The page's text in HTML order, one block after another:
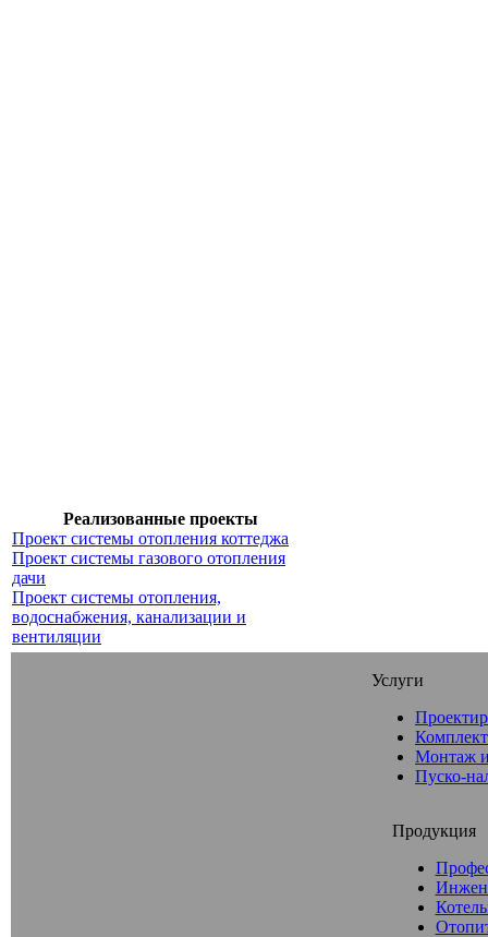
Реализованные проекты
Проект системы отопления коттеджа
Проект системы газового отопления
дачи
Проект системы отопления,
водоснабжения, канализации и
вентиляции
Услуги
Монтаж
Пуско-
Продукция